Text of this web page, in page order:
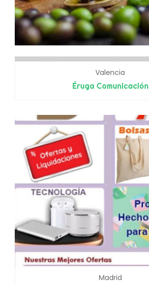
Valencia
Éruga Comunicación
Madrid